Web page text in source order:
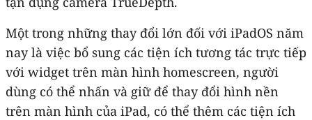
Một trong những thay đổi lớn đối với iPadOS năm
nay là việc bổ sung các tiện ích tương tác trực tiếp
với widget trên màn hình homescreen, người
dùng có thể nhấn và giữ để thay đổi hình nền
trên màn hình của iPad, có thể thêm các tiện ích